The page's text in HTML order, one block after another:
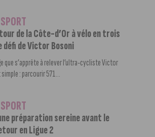
SPORT
de la Côte-d’Or à vélo en trois
défi de Victor Bosoni
que s’apprête à relever l’ultra-cycliste Victor
: parcourir 571...
SPORT
préparation sereine avant le
en Ligue 2